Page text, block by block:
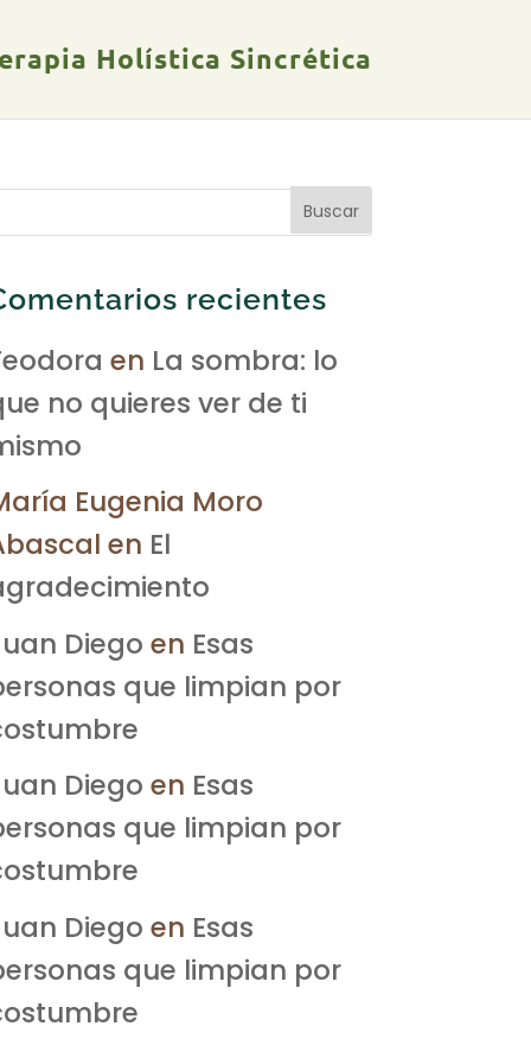
Holística Sincrética
recientes
en La sombra: lo
no quieres ver de ti
Eugenia Moro
en El
Diego en Esas
que limpian por
Diego en Esas
que limpian por
Diego en Esas
que limpian por